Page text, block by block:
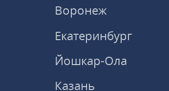
Воронеж
Екатеринбург
Йошкар-Ола
Казань